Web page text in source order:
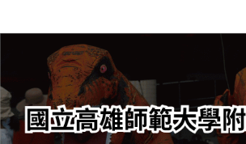
轉
要
內
容